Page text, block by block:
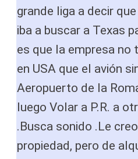
grande liga a decir
iba a buscar a Texas
es que la empresa no
en USA que el avión
Aeropuerto de la
luego Volar a P.R. a
.Busca sonido .Le
propiedad, pero de